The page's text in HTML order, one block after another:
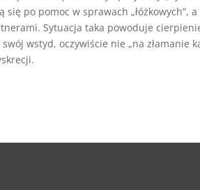
po pomoc w sprawach „łóżkowych”,
Sytuacja taka powoduje
wstyd, oczywiście nie „na złamanie